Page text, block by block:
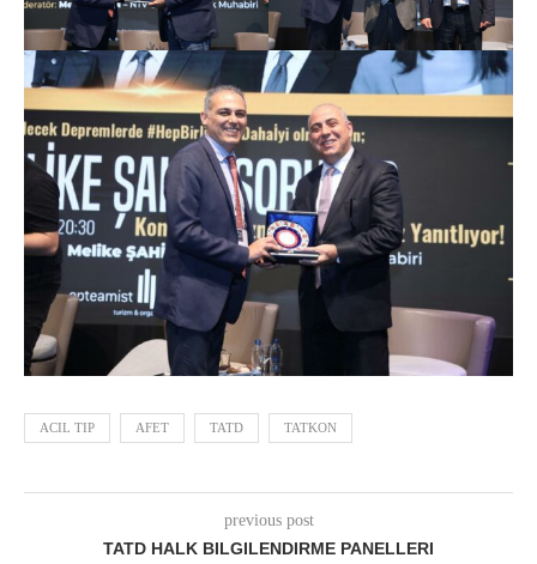
ACIL TIP AFET TATD TATKON
previous post
TATD HALK BILGILENDIRME PANELLERI